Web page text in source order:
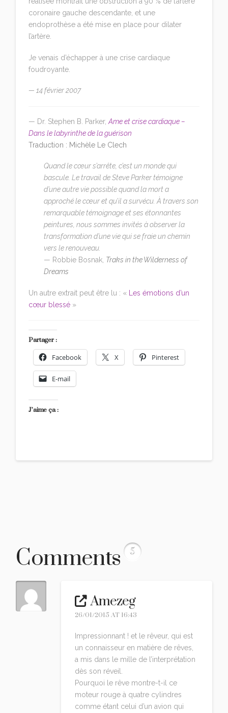
coronaire gauche descendante, et une
endoprothèse a été mise en place pour dilater
l’artère.
Je venais d’échapper à une crise cardiaque
foudroyante.
— 14 février 2007
— Dr. Stephen B. Parker,Ame et crise cardiaque –
Dans le labyrinthe de la guérison
Traduction : Michèle Le Clech
Quand le cœur s’arrête, c’est un monde qui
bascule. Le travail de Steve Parker témoigne
d’une autre vie possible quand la mort a
approché le cœur et qu’il a survécu. À travers son
remarquable témoignage et ses étonnantes
peintures, nous sommes invités à observer la
transformation d’une vie qui se fraie un chemin
vers le renouveau.
— Robbie Bosnak, Traks in the Wilderness of
Dreams
Un autre extrait peut être lu : «
Les émotions d’un
cœur blessé »
Partager :
Facebook X Pinterest
E-mail
J’aime ça :
Comments 5
Amezeg
26/01/2015 AT 16:43
Impressionnant ! et le rêveur, qui est
un connaisseur en matière de rêves,
a mis dans le mille de l’interprétation
dès son réveil.
Pourquoi le rêve montre-t-il ce
moteur rouge à quatre cylindres
comme étant celui d’un avion qui